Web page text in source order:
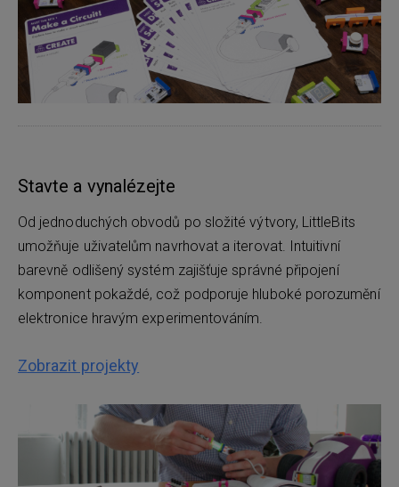
Stavte a vynalézejte
Od jednoduchých obvodů po složité výtvory, LittleBits
umožňuje uživatelům navrhovat a iterovat. Intuitivní
barevně odlišený systém zajišťuje správné připojení
komponent pokaždé, což podporuje hluboké porozumění
elektronice hravým experimentováním.
Zobrazit projekty